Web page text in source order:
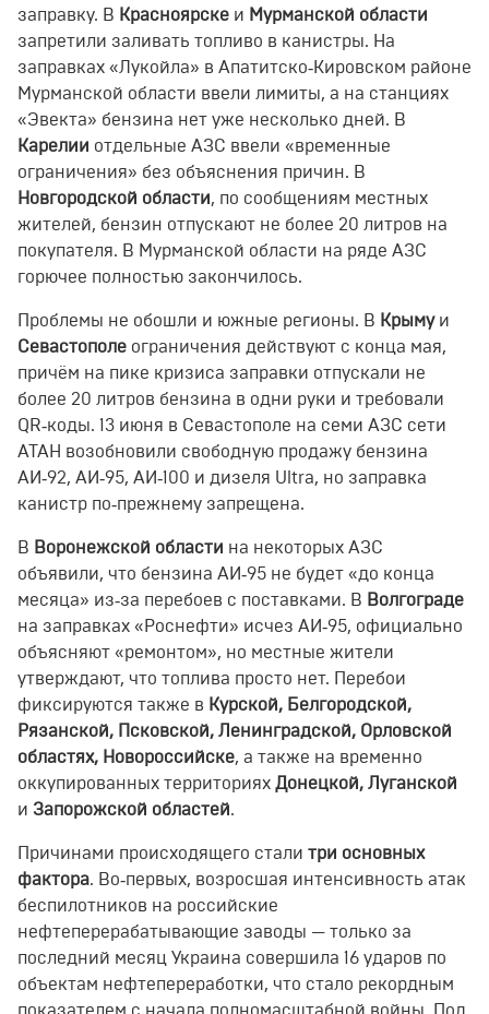
заправку. В Красноярске и Мурманской области
запретили заливать топливо в канистры. На
заправках «Лукойла» в Апатитско‑Кировском районе
Мурманской области ввели лимиты, а на станциях
«Эвекта» бензина нет уже несколько дней. В
Карелии отдельные АЗС ввели «временные
ограничения» без объяснения причин. В
Новгородской области, по сообщениям местных
жителей, бензин отпускают не более 20 литров на
покупателя. В Мурманской области на ряде АЗС
горючее полностью закончилось.
Проблемы не обошли и южные регионы. В Крымуи
Севастополе ограничения действуют с конца мая,
причём на пике кризиса заправки отпускали не
более 20 литров бензина в одни руки и требовали
QR‑коды. 13 июня в Севастополе на семи АЗС сети
АТАН возобновили свободную продажу бензина
АИ‑92, АИ‑95, АИ‑100 и дизеля Ultra, но заправка
канистр по‑прежнему запрещена.
В Воронежской области на некоторых АЗС
объявили, что бензина АИ‑95 не будет «до конца
месяца» из‑за перебоев с поставками. В Волгограде
на заправках «Роснефти» исчез АИ‑95, официально
объясняют «ремонтом», но местные жители
утверждают, что топлива просто нет. Перебои
фиксируются также в Курской, Белгородской,
Рязанской, Псковской, Ленинградской, Орловской
областях, Новороссийске, а также на временно
оккупированных территориях Донецкой, Луганской
и Запорожской областей.
Причинами происходящего стали три основных
фактора. Во‑первых, возросшая интенсивность атак
беспилотников на российские
нефтеперерабатывающие заводы — только за
последний месяц Украина совершила 16 ударов по
объектам нефтепереработки, что стало рекордным